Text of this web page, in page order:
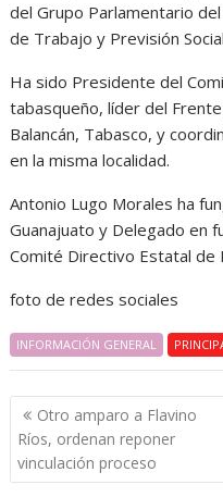
del Grupo Parlamentario
de Trabajo y Previsión
Ha sido Presidente del
tabasqueño, líder del
Balancán, Tabasco, y
en la misma localidad.
Antonio Lugo Morales ha
Guanajuato y Delegado en
Comité Directivo Estatal de
foto de redes sociales
INFORMACIÓN GENERAL
Navegación
de
entradas
Otro amparo a Flavino
Ríos, ordenan reponer
vinculación proceso